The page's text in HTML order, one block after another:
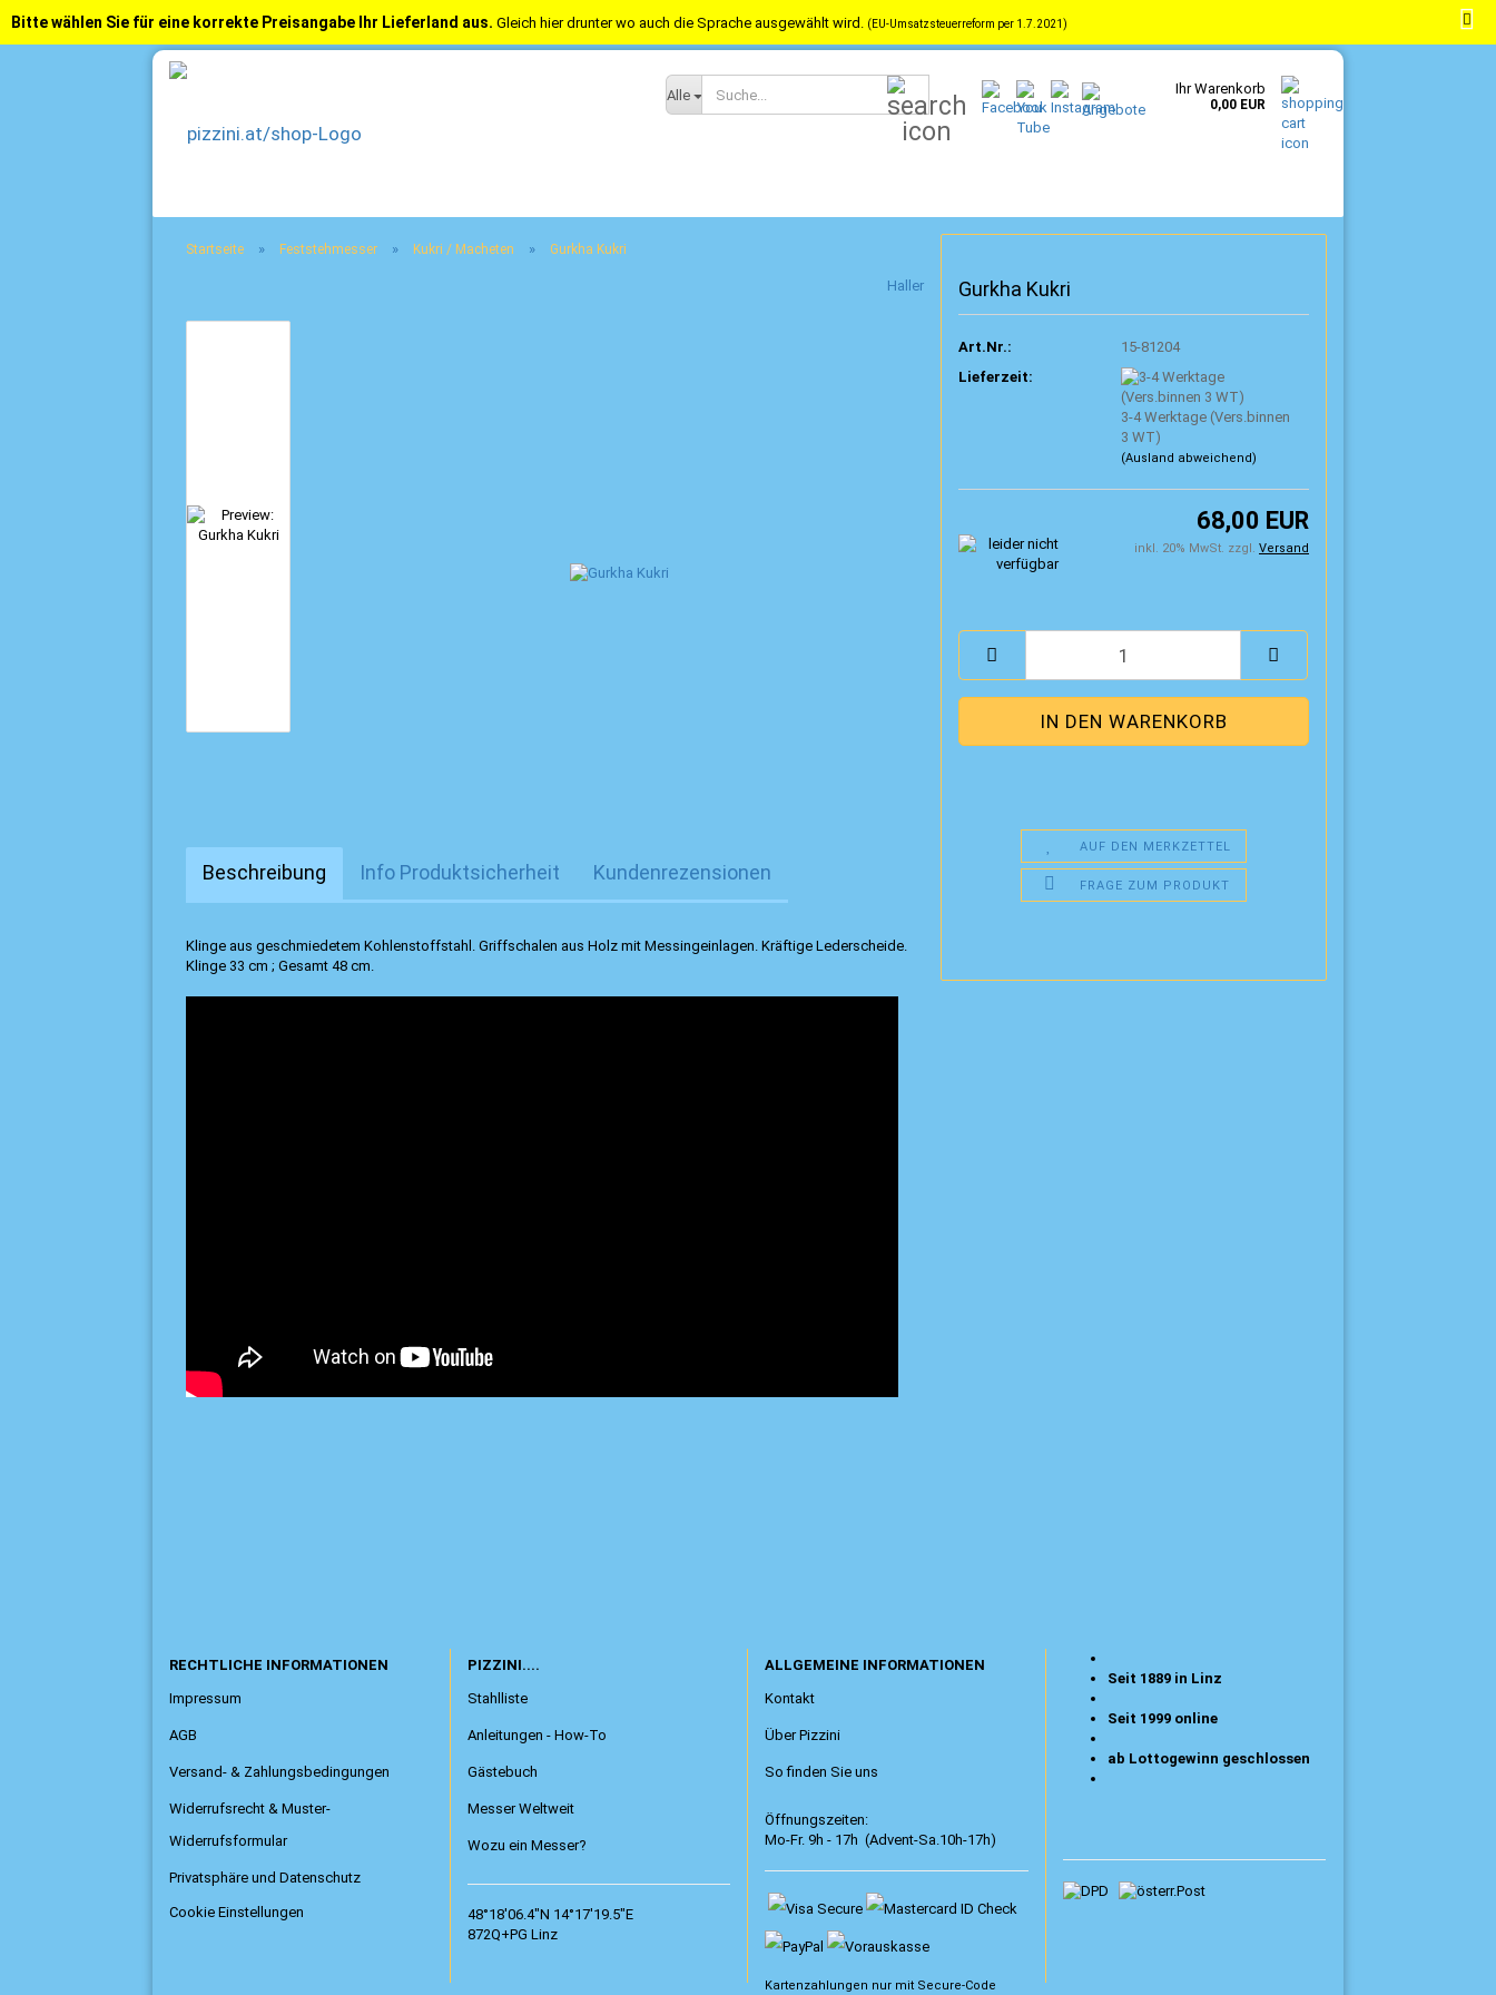
Versandkostenfrei in Österreich ab 100,-- / nach Deutschland ab 150,--
Alle Ihr Warenkorb
0,00 EUR
Bitte wählen Sie für eine korrekte Preisangabe Ihr Lieferland aus. Gleich hier drunter wo auch die Sprache ausgewählt wird. (EU-Umsatzsteuerreform per 1.7.2021)
Startseite » Feststehmesser » Kukri / Macheten » Gurkha Kukri
Haller Gurkha Kukri
Art.Nr.:
15-81204
Lieferzeit:
3-4 Werktage (Vers.binnen
3 WT)
(Ausland abweichend)
68,00 EUR
inkl. 20% MwSt. zzgl. Versand
AUF DEN MERKZETTEL
FRAGE ZUM PRODUKT
Beschreibung Info Produktsicherheit Kundenrezensionen
Klinge aus geschmiedetem Kohlenstoffstahl. Griffschalen aus Holz mit Messingeinlagen. Kräftige Lederscheide.
Klinge 33 cm ; Gesamt 48 cm.
RECHTLICHE INFORMATIONEN
Impressum
AGB
Versand- & Zahlungsbedingungen
Widerrufsrecht & Muster-
Widerrufsformular
Privatsphäre und Datenschutz
Cookie Einstellungen
PIZZINI....
Stahlliste
Anleitungen - How-To
Gästebuch
Messer Weltweit
Wozu ein Messer?
48°18'06.4"N 14°17'19.5"E
872Q+PG Linz
ALLGEMEINE INFORMATIONEN
Kontakt
Über Pizzini
So finden Sie uns
Öffnungszeiten:
Mo-Fr. 9h - 17h (Advent-Sa.10h-17h)
Kartenzahlungen nur mit Secure-Code
Seit 1889 in Linz
Seit 1999 online
ab Lottogewinn geschlossen